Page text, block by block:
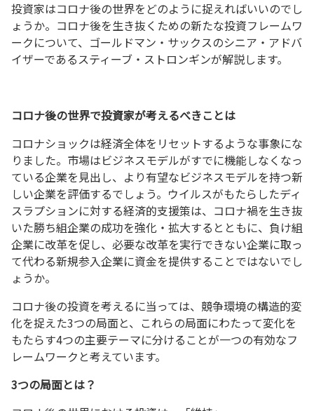
投資家はコロナ後の世界をどのように捉えればいいのでし
ょうか。コロナ後を生き抜くための新たな投資フレームワ
ークについて、ゴールドマン・サックスのシニア・アドバ
イザーであるスティーブ・ストロンギンが解説します。
コロナ後の世界で投資家が考えるべきことは
コロナショックは経済全体をリセットするような事象にな
りました。市場はビジネスモデルがすでに機能しなくなっ
ている企業を見出し、より有望なビジネスモデルを持つ新
しい企業を評価するでしょう。ウイルスがもたらしたディ
スラプションに対する経済的支援策は、コロナ禍を生き抜
いた勝ち組企業の成功を強化・拡大するとともに、負け組
企業に改革を促し、必要な改革を実行できない企業に取っ
て代わる新規参入企業に資金を提供することではないでし
ょうか。
コロナ後の投資を考えるに当っては、競争環境の構造的変
化を捉えた3つの局面と、これらの局面にわたって変化を
もたらす4つの主要テーマに分けることが一つの有効なフ
レームワークと考えています。
3つの局面とは？